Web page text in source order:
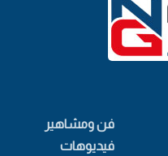
فن ومشاهير
فيديوهات